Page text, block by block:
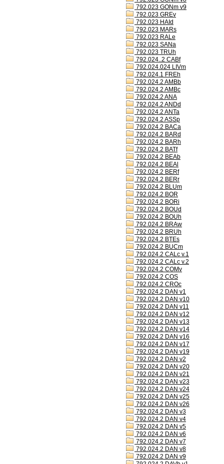
792.023 GONm v9
792.023 GREv
792.023 HAId
792.023 MARs
792.023 RALe
792.023 SANa
792.023 TRUh
792.024..2 CABf
792.024.024 LIVm
792.024.1 FREh
792.024.2 AMBb
792.024.2 AMBc
792.024.2 ANA
792.024.2 ANDd
792.024.2 ANTa
792.024.2 ASSp
792.024.2 BACa
792.024.2 BARd
792.024.2 BARh
792.024.2 BATf
792.024.2 BEAb
792.024.2 BEAl
792.024.2 BERf
792.024.2 BERr
792.024.2 BLUm
792.024.2 BOR
792.024.2 BORi
792.024.2 BOUd
792.024.2 BOUh
792.024.2 BRAw
792.024.2 BRUh
792.024.2 BTEs
792.024.2 BUCm
792.024.2 CALc v.1
792.024.2 CALc v.2
792.024.2 COMv
792.024.2 COS
792.024.2 CROc
792.024.2 DAN v1
792.024.2 DAN v10
792.024.2 DAN v11
792.024.2 DAN v12
792.024.2 DAN v13
792.024.2 DAN v14
792.024.2 DAN v16
792.024.2 DAN v17
792.024.2 DAN v19
792.024.2 DAN v2
792.024.2 DAN v20
792.024.2 DAN v21
792.024.2 DAN v23
792.024.2 DAN v24
792.024.2 DAN v25
792.024.2 DAN v26
792.024.2 DAN v3
792.024.2 DAN v4
792.024.2 DAN v5
792.024.2 DAN v6
792.024.2 DAN v7
792.024.2 DAN v8
792.024.2 DAN v9